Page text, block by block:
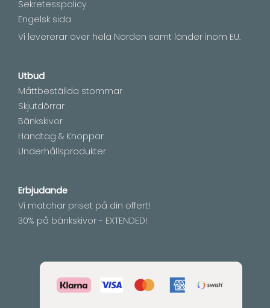
Sekretesspolicy
Engelsk sida
Vi levererar över hela Norden samt länder inom EU.
Utbud
Måttbeställda stommar
Skjutdörrar
Bänkskivor
Handtag & Knoppar
Underhållsprodukter
Erbjudande
Vi matchar priset på din offert!
30% på bänkskivor - EXTENDED!